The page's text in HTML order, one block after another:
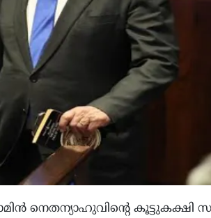
നെതന്യാഹുവിന്റെ കൂട്ടുകക്ഷി